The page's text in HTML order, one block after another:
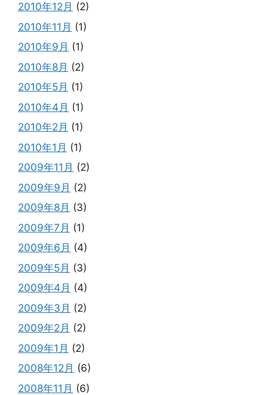
2010年12月 (2)
2010年11月 (1)
2010年9月 (1)
2010年8月 (2)
2010年5月 (1)
2010年4月 (1)
2010年2月 (1)
2010年1月 (1)
2009年11月 (2)
2009年9月 (2)
2009年8月 (3)
2009年7月 (1)
2009年6月 (4)
2009年5月 (3)
2009年4月 (4)
2009年3月 (2)
2009年2月 (2)
2009年1月 (2)
2008年12月 (6)
2008年11月 (6)